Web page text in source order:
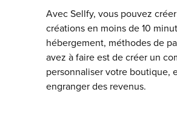
Avec Sellfy, vous pouvez
créations en moins de 10
hébergement, méthodes de
avez à faire est de créer un
personnaliser votre boutique,
engranger des revenus.